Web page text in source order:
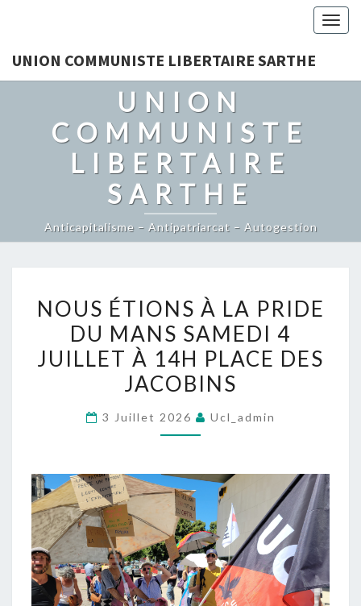
UNION COMMUNISTE LIBERTAIRE SARTHE
UNION
COMMUNISTE
LIBERTAIRE
SARTHE
Anticapitalisme – Antipatriarcat – Autogestion
ÉTIONS
À
LA
PRIDE
MANS
JUILLET
À
14H
PLACE
DES
JACOBINS
NOUS ÉTIONS À LA PRIDE
DU MANS SAMEDI 4
JUILLET À 14H PLACE DES
JACOBINS
3 Juillet 2026 Ucl_admin